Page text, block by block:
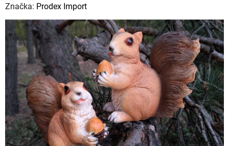
hodnocení
produktu
je
0,0
z
hvězdiček.
Značka: Prodex Import